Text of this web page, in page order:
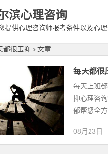
滨心理咨询
提供心理咨询师报考条件以及心
都很压抑 文章
每天都很
每天上班
抑心理咨
郁帮您全
08月23日